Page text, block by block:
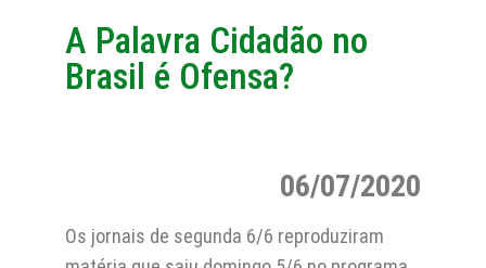
A Palavra Cidadão no
Brasil é Ofensa?
06/07/2020
Os jornais de segunda 6/6 reproduziram